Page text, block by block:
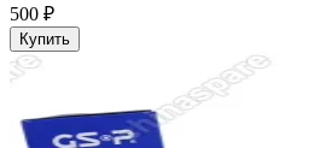
500 ₽
Купить